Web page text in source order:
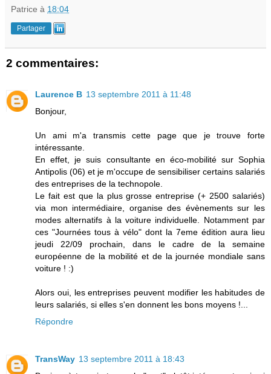
Patrice à 18:04
Partager
2 commentaires:
Laurence B 13 septembre 2011 à 11:48
Bonjour,
Un ami m'a transmis cette page que je trouve forte
intéressante.
En effet, je suis consultante en éco-mobilité sur Sophia
Antipolis (06) et je m'occupe de sensibiliser certains salariés
des entreprises de la technopole.
Le fait est que la plus grosse entreprise (+ 2500 salariés)
via mon intermédiaire, organise des évènements sur les
modes alternatifs à la voiture individuelle. Notamment par
ces "Journées tous à vélo" dont la 7eme édition aura lieu
jeudi 22/09 prochain, dans le cadre de la semaine
européenne de la mobilité et de la journée mondiale sans
voiture ! :)
Alors oui, les entreprises peuvent modifier les habitudes de
leurs salariés, si elles s'en donnent les bons moyens !...
Répondre
TransWay 13 septembre 2011 à 18:43